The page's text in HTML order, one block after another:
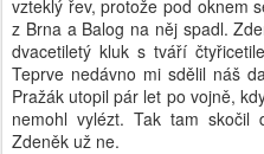
vzteklý řev, protože pod oknem
z Brna a Balog na něj spadl.
dvacetiletý kluk s tváří
Teprve nedávno mi sdělil náš
Pražák utopil pár let po vojně,
nemohl vylézt. Tak tam
Zdeněk už ne.